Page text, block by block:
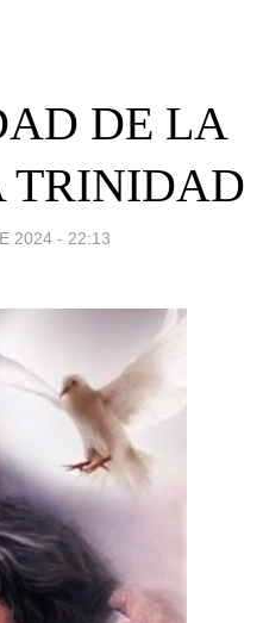
DE LA
TRINIDAD
2024 - 22:13